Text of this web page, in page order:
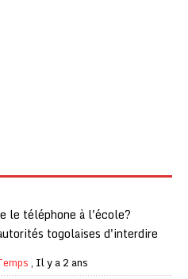
le téléphone à l'école?
togolaises d'interdire
, Il y a 2 ans